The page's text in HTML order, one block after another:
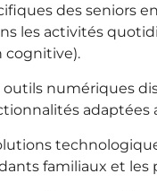
des seniors
les activités
cognitive).
numériques
adaptées
familiaux et